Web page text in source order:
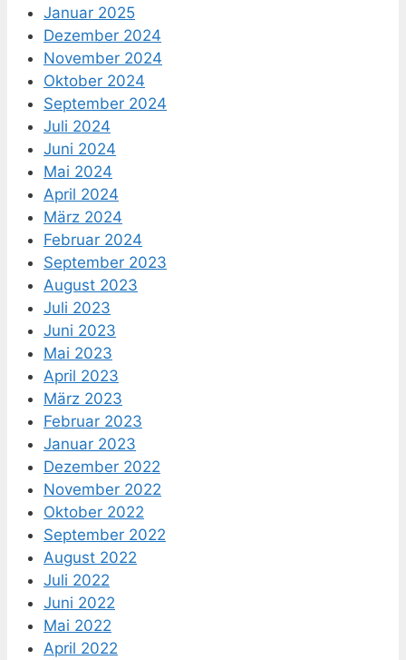
Januar 2025
Dezember 2024
November 2024
Oktober 2024
September 2024
Juli 2024
Juni 2024
Mai 2024
April 2024
März 2024
Februar 2024
September 2023
August 2023
Juli 2023
Juni 2023
Mai 2023
April 2023
März 2023
Februar 2023
Januar 2023
Dezember 2022
November 2022
Oktober 2022
September 2022
August 2022
Juli 2022
Juni 2022
Mai 2022
April 2022